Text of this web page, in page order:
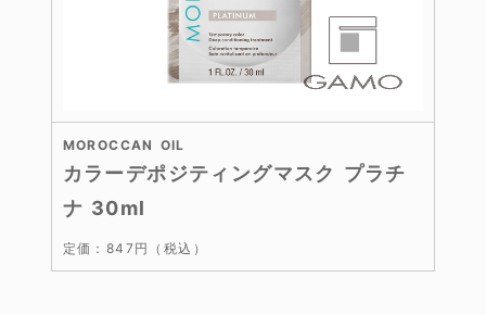
MOROCCAN OIL
カラーデポジティングマスク プラチ
ナ 30ml
定価：847円（税込）